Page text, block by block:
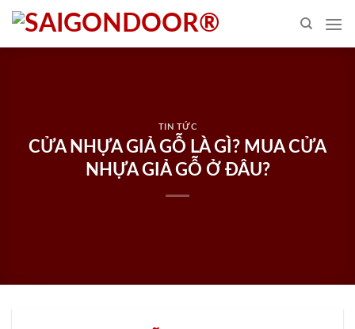
Skip
content
TIN TỨC
CỬA NHỰA GIẢ GỖ LÀ GÌ? MUA CỬA
NHỰA GIẢ GỖ Ở ĐÂU?